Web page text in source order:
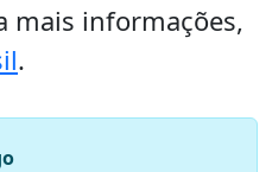
mais informações,
.